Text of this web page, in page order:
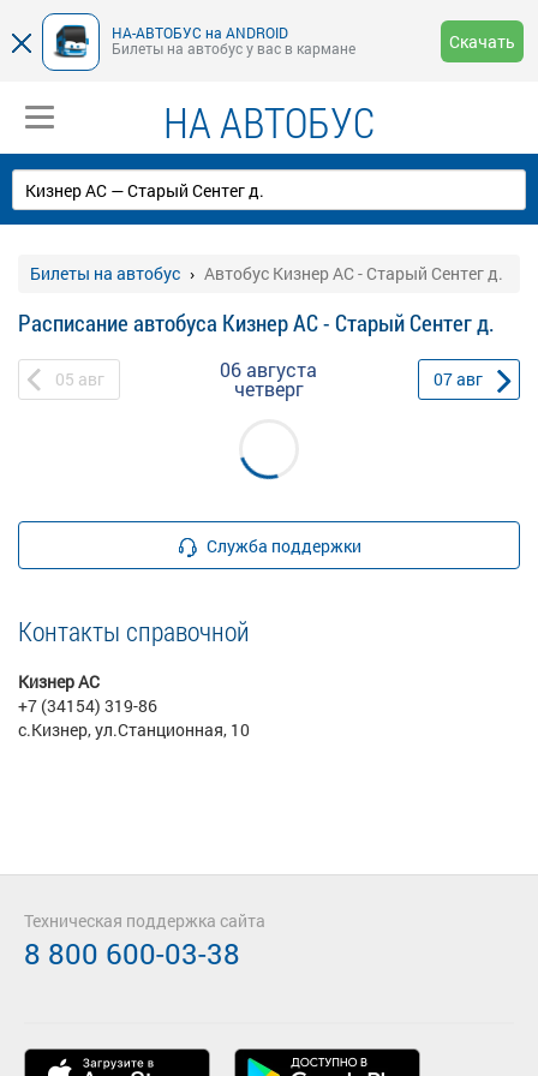
НА-АВТОБУС на ANDROID
Билеты на автобус у вас в кармане
Скачать
НА АВТОБУС
Билеты на автобус Автобус Кизнер АС - Старый Сентег д.
Расписание автобуса Кизнер АС - Старый Сентег д.
05 авг 06 августа
четверг 07авг
Служба поддержки
Контакты справочной
Кизнер АС
+7 (34154) 319-86
с.Кизнер, ул.Станционная, 10
Техническая поддержка сайта
8 800 600-03-38